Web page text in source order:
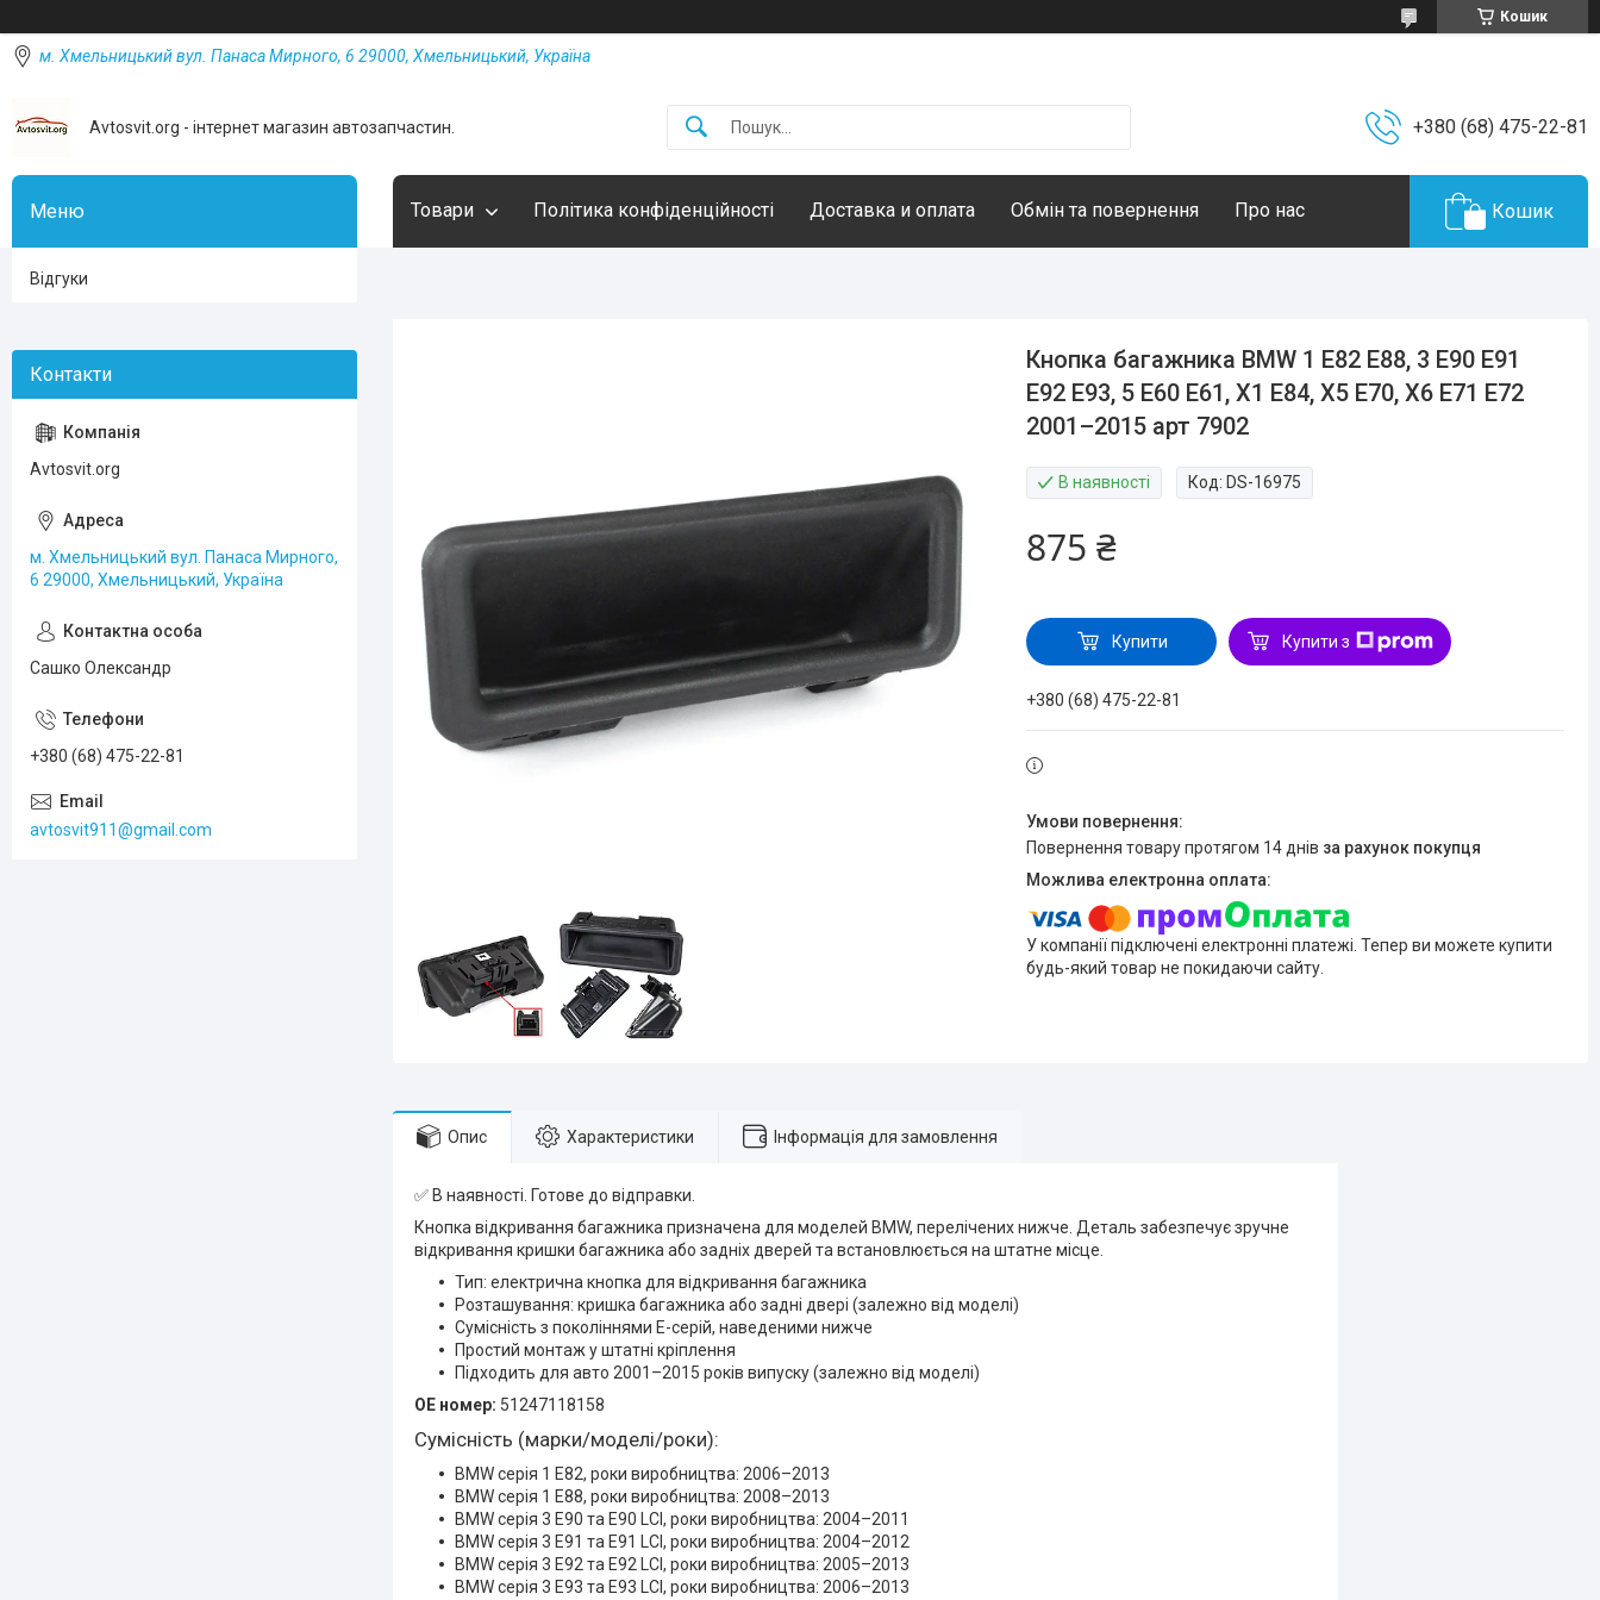
Кошик
м. Хмельницький вул. Панаса Мирного, 6 29000, Хмельницький, Україна
Avtosvit.org - інтернет магазин автозапчастин. +380 (68) 475-22-81
Товари Політика конфіденційності Доставка и оплата Обмін та повернення Про нас Кошик
Кнопка багажника BMW 1 E82 E88, 3 E90 E91
E92 E93, 5 E60 E61, X1 E84, X5 E70, X6 E71 E72
2001–2015 арт 7902
В наявності Код: DS-16975
875 ₴
Купити Купити з
+380 (68) 475-22-81
повернення товару протягом 14 днів за рахунок покупця
У компанії підключені електронні платежі. Тепер ви можете купити
будь-який товар не покидаючи сайту.
Опис Характеристики Інформація для замовлення
✅ В наявності. Готове до відправки.
Кнопка відкривання багажника призначена для моделей BMW, перелічених нижче. Деталь забезпечує зручне
відкривання кришки багажника або задніх дверей та встановлюється на штатне місце.
Тип: електрична кнопка для відкривання багажника
Розташування: кришка багажника або задні двері (залежно від моделі)
Сумісність з поколіннями E-серій, наведеними нижче
Простий монтаж у штатні кріплення
Підходить для авто 2001–2015 років випуску (залежно від моделі)
OE номер: 51247118158
Сумісність (марки/моделі/роки):
BMW серія 1 E82, роки виробництва: 2006–2013
BMW серія 1 E88, роки виробництва: 2008–2013
BMW серія 3 E90 та E90 LCI, роки виробництва: 2004–2011
BMW серія 3 E91 та E91 LCI, роки виробництва: 2004–2012
BMW серія 3 E92 та E92 LCI, роки виробництва: 2005–2013
BMW серія 3 E93 та E93 LCI, роки виробництва: 2006–2013
Відгуки
Avtosvit.org
м. Хмельницький вул. Панаса Мирного,
6 29000, Хмельницький, Україна
Сашко Олександр
+380 (68) 475-22-81
avtosvit911@gmail.com